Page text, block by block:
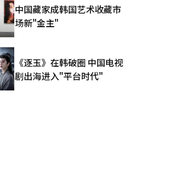
中国藏家成韩国艺术收藏市
场新"金主"
《逐玉》在韩破圈 中国电视
剧出海进入"平台时代"